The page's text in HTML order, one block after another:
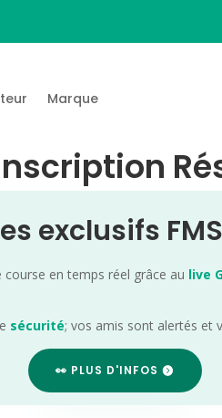
Marque
exclusifs FMS
course en temps réel grâce au live
sécurité; vos amis sont alertés et
👀 PLUS D'INFOS